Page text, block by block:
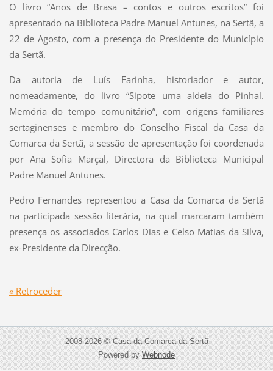
O livro “Anos de Brasa – contos e outros escritos” foi
apresentado na Biblioteca Padre Manuel Antunes, na Sertã, a
22 de Agosto, com a presença do Presidente do Município
da Sertã.
Da autoria de Luís Farinha, historiador e autor,
nomeadamente, do livro “Sipote uma aldeia do Pinhal.
Memória do tempo comunitário”, com origens familiares
sertaginenses e membro do Conselho Fiscal da Casa da
Comarca da Sertã, a sessão de apresentação foi coordenada
por Ana Sofia Marçal, Directora da Biblioteca Municipal
Padre Manuel Antunes.
Pedro Fernandes representou a Casa da Comarca da Sertã
na participada sessão literária, na qual marcaram também
presença os associados Carlos Dias e Celso Matias da Silva,
ex-Presidente da Direcção.
« Retroceder
2008-2026 © Casa da Comarca da Sertã
Powered byWebnode